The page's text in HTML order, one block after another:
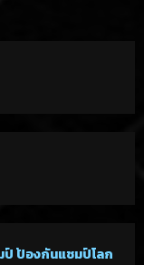
ป์ ป้องกันแชมป์โลก